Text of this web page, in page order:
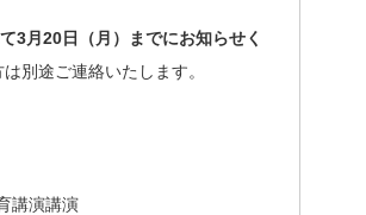
月20日（月）までにお知らせく
別途ご連絡いたします。
講演講演